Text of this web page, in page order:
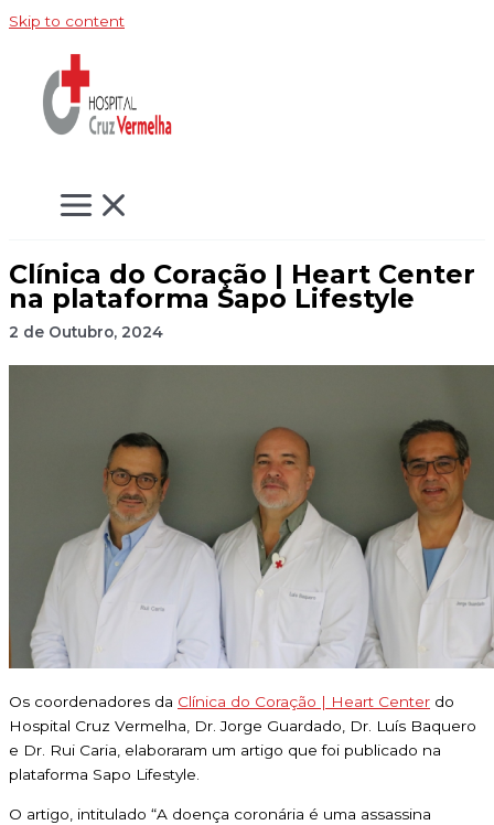
Skip to content
Clínica do Coração | Heart Center
na plataforma Sapo Lifestyle
2 de Outubro, 2024
Os coordenadores da Clínica do Coração | Heart Center do
Hospital Cruz Vermelha, Dr. Jorge Guardado, Dr. Luís Baquero
e Dr. Rui Caria, elaboraram um artigo que foi publicado na
plataforma Sapo Lifestyle.
O artigo, intitulado “A doença coronária é uma assassina